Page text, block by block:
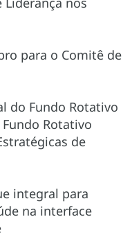
para o Comitê de
do Fundo Rotativo
Rotativo
de
integral para
na interface